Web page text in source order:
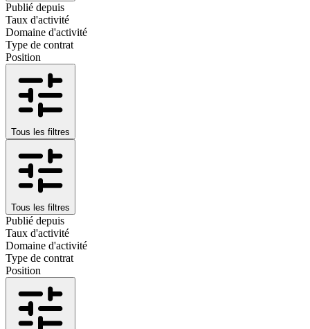
Publié depuis
Taux d'activité
Domaine d'activité
Type de contrat
Position
Tous les filtres
Tous les filtres
Publié depuis
Taux d'activité
Domaine d'activité
Type de contrat
Position